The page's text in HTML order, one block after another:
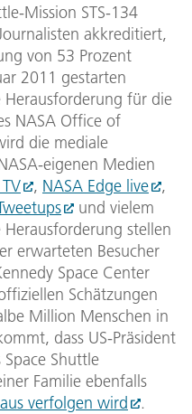
Mission STS-134
akkreditiert,
von 53 Prozent
2011 gestarten
Herausforderung für die
NASA Office of
die mediale
eigenen Medien
, NASA Edge live
,
und vielem
stellen
erwarteten Besucher
Space Center
Schätzungen
Million Menschen in
dass US-Präsident
Shuttle
Familie ebenfalls
verfolgen wird
.